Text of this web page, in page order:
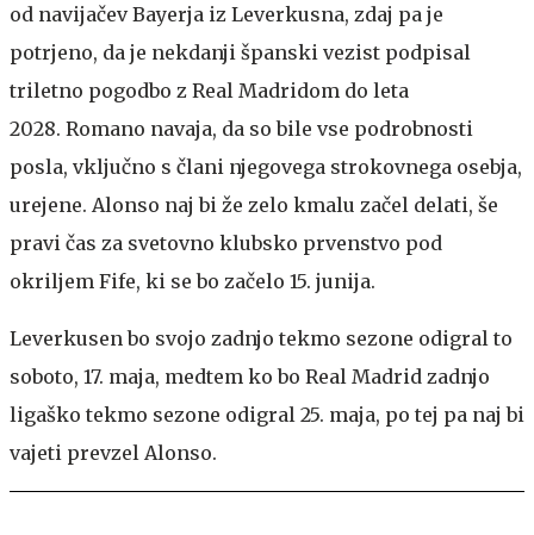
od navijačev Bayerja iz Leverkusna, zdaj pa je
potrjeno, da je nekdanji španski vezist podpisal
triletno pogodbo z Real Madridom do leta
2028. Romano navaja, da so bile vse podrobnosti
posla, vključno s člani njegovega strokovnega osebja,
urejene. Alonso naj bi že zelo kmalu začel delati, še
pravi čas za svetovno klubsko prvenstvo pod
okriljem Fife, ki se bo začelo 15. junija.
Leverkusen bo svojo zadnjo tekmo sezone odigral to
soboto, 17. maja, medtem ko bo Real Madrid zadnjo
ligaško tekmo sezone odigral 25. maja, po tej pa naj bi
vajeti prevzel Alonso.